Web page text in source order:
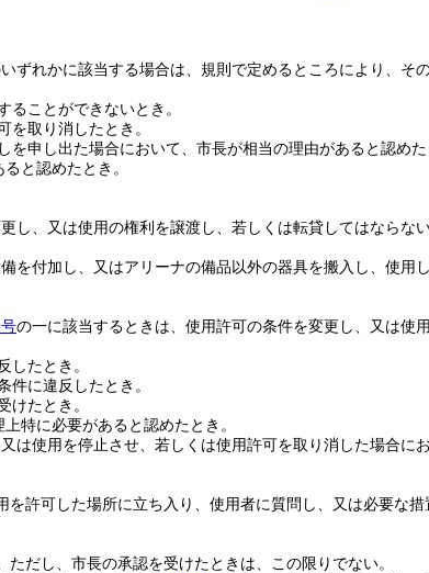
ずれかに該当する場合は、規則で定めるところにより、そ
ことができないとき。
取り消したとき。
申し出た場合において、市長が相当の理由があると認めた
と認めたとき。
し、又は使用の権利を譲渡し、若しくは転貸してはならない
を付加し、又はアリーナの備品以外の器具を搬入し、使用
の一に該当するときは、使用許可の条件を変更し、又は使
したとき。
に違反したとき。
けたとき。
特に必要があると認めたとき。
は使用を停止させ、若しくは使用許可を取り消した場合に
許可した場所に立ち入り、使用者に質問し、又は必要な
ただし、市長の承認を受けたときは、この限りでない。